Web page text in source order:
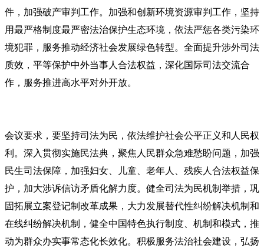
件，加强破产审判工作。加强和创新环境资源审判工作，坚持
用最严格制度最严密法治保护生态环境，依法严惩各类污染环
境犯罪，服务推动经济社会发展绿色转型。全面提升涉外司法
质效，平等保护中外当事人合法权益，深化国际司法交流合
作，服务推进高水平对外开放。
会议要求，要坚持司法为民，依法维护社会公平正义和人民权
利。深入贯彻实施民法典，聚焦人民群众急难愁盼问题，加强
民生司法保障，加强妇女、儿童、老年人、残疾人合法权益保
护，加大涉诉信访矛盾化解力度。健全司法为民机制举措，巩
固拓展立案登记制改革成果，大力发展替代性纠纷解决机制和
在线纠纷解决机制，健全中国特色执行制度、机制和模式，推
动为群众办实事常态化长效化。积极服务法治社会建设，弘扬